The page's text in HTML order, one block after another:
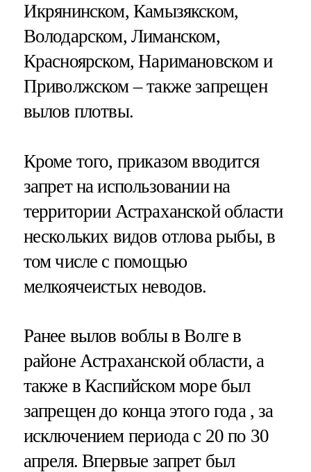
Икрянинском, Камызякском,
Володарском, Лиманском,
Красноярском, Наримановском и
Приволжском – также запрещен
вылов плотвы.
Кроме того, приказом вводится
запрет на использовании на
территории Астраханской области
нескольких видов отлова рыбы, в
том числе с помощью
мелкоячеистых неводов.
Ранее вылов воблы в Волге в
районе Астраханской области, а
также в Каспийском море был
запрещен до конца этого года , за
исключением периода с 20 по 30
апреля. Впервые запрет был